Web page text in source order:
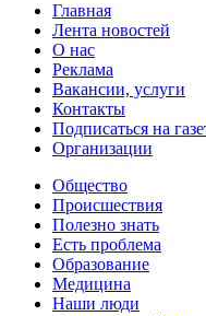
Главная
Лента новостей
О нас
Реклама
Вакансии, услуги
Контакты
Подписаться на
Организации
Общество
Происшествия
Полезно знать
Есть проблема
Образование
Медицина
Наши люди